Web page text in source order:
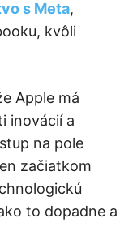
s Meta,
kvôli
Apple má
inovácií a
na pole
začiatkom
to dopadne a